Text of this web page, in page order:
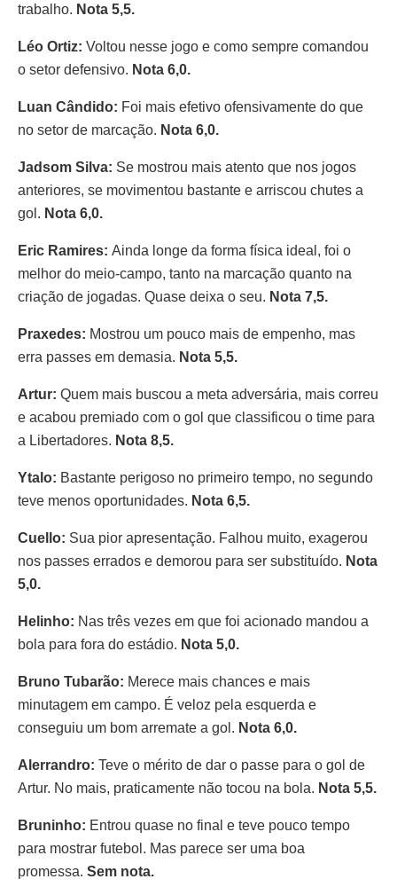
trabalho. Nota 5,5.
Léo Ortiz: Voltou nesse jogo e como sempre comandou
o setor defensivo. Nota 6,0.
Luan Cândido: Foi mais efetivo ofensivamente do que
no setor de marcação. Nota 6,0.
Jadsom Silva: Se mostrou mais atento que nos jogos
anteriores, se movimentou bastante e arriscou chutes a
gol. Nota 6,0.
Eric Ramires: Ainda longe da forma física ideal, foi o
melhor do meio-campo, tanto na marcação quanto na
criação de jogadas. Quase deixa o seu. Nota 7,5.
Praxedes: Mostrou um pouco mais de empenho, mas
erra passes em demasia. Nota 5,5.
Artur: Quem mais buscou a meta adversária, mais correu
e acabou premiado com o gol que classificou o time para
a Libertadores. Nota 8,5.
Ytalo: Bastante perigoso no primeiro tempo, no segundo
teve menos oportunidades. Nota 6,5.
Cuello: Sua pior apresentação. Falhou muito, exagerou
nos passes errados e demorou para ser substituído. Nota
5,0.
Helinho: Nas três vezes em que foi acionado mandou a
bola para fora do estádio. Nota 5,0.
Bruno Tubarão: Merece mais chances e mais
minutagem em campo. É veloz pela esquerda e
conseguiu um bom arremate a gol. Nota 6,0.
Alerrandro: Teve o mérito de dar o passe para o gol de
Artur. No mais, praticamente não tocou na bola. Nota 5,5.
Bruninho: Entrou quase no final e teve pouco tempo
para mostrar futebol. Mas parece ser uma boa
promessa. Sem nota.